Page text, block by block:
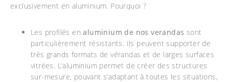
exclusivement en aluminium. Pourquoi ?
Les profilés enaluminium de nos verandas sont
particulièrement résistants. Ils peuvent supporter de
très grands formats de vérandas et de larges surfaces
vitrées. L’aluminium permet de créer des structures
sur-mesure, pouvant s’adaptant à toutes les situations,